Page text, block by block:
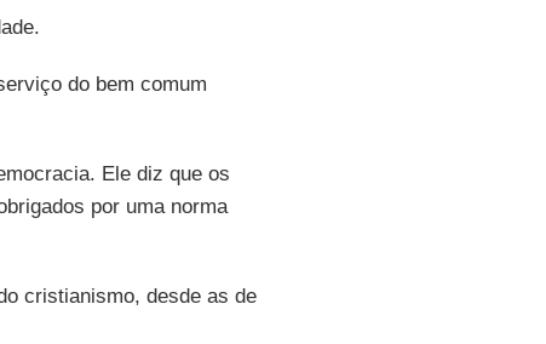
do bem comum
Ele diz que os
por uma norma
cristianismo, desde as de